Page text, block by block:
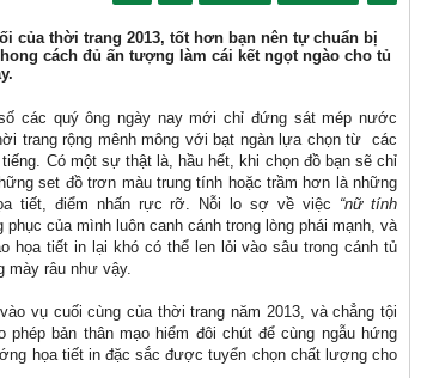
của thời trang 2013, tốt hơn bạn nên tự chuẩn bị
cách đủ ấn tượng làm cái kết ngọt ngào cho tủ
các quý ông ngày nay mới chỉ đứng sát mép nước
trang rộng mênh mông với bạt ngàn lựa chọn từ các
Có một sự thật là, hầu hết, khi chọn đồ bạn sẽ chỉ
set đồ trơn màu trung tính hoặc trầm hơn là những
tiết, điểm nhấn rực rỡ. Nỗi lo sợ về việc “nữ tính
của mình luôn canh cánh trong lòng phái mạnh, và
họa tiết in lại khó có thể len lỏi vào sâu trong cánh tủ
mày râu như vậy.
vụ cuối cùng của thời trang năm 2013, và chẳng tội
phép bản thân mạo hiểm đôi chút để cùng ngẫu hứng
họa tiết in đặc sắc được tuyển chọn chất lượng cho